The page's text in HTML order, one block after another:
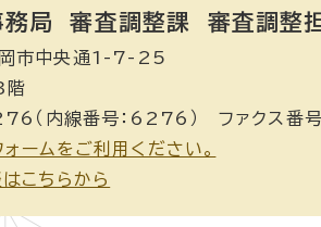
務局 審査調整課 審査調整
市中央通1-7-25
階
（内線番号：6276） ファクス
ームをご利用ください。
こちらから